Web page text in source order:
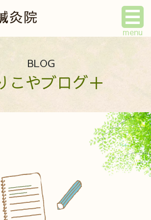
BLOG
こやブログ＋